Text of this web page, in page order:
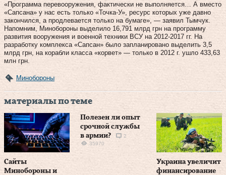
«Программа перевооружения, фактически не выполняется… А вместо
«Сапсана» у нас есть только «Точка-У», ресурс которых уже давно
закончился, а продлевается только на бумаге», — заявил Тымчук.
Напомним, Минобороны выделило 16,791 млрд грн на программу
развития вооружения и военной техники ВСУ на 2012‑2017 гг. На
разработку комплекса «Сапсан» было запланировано выделить 3,5
млрд грн, на корабли класса «корвет» — только в 2012 г. ушло 433,63
млн грн.
Минобороны
материалы по теме
Сайты
Минобороны и
Полезен ли опыт
срочной службы
в армии?
2
35970
Украина увеличит
финансирование